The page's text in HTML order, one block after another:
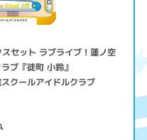
セット ラブライブ！蓮ノ空
ブ『徒町 小鈴』
クールアイドルクラブ